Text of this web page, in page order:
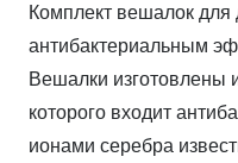
Комплект вешалок для
антибактериальным
Вешалки изготовлены
которого входит
ионами серебра